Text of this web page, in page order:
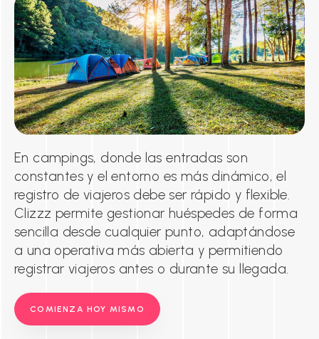
En campings, donde las entradas son
constantes y el entorno es más dinámico, el
registro de viajeros debe ser rápido y flexible.
Clizzz permite gestionar huéspedes de forma
sencilla desde cualquier punto, adaptándose
a una operativa más abierta y permitiendo
registrar viajeros antes o durante su llegada.
COMIENZA HOY MISMO